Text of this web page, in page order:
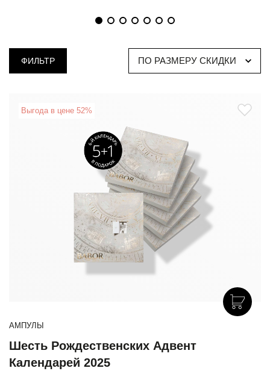
ФИЛЬТР ПО РАЗМЕРУ СКИДКИ
Выгода в цене 52%
АМПУЛЫ
Шесть Рождественских Адвент
Календарей 2025